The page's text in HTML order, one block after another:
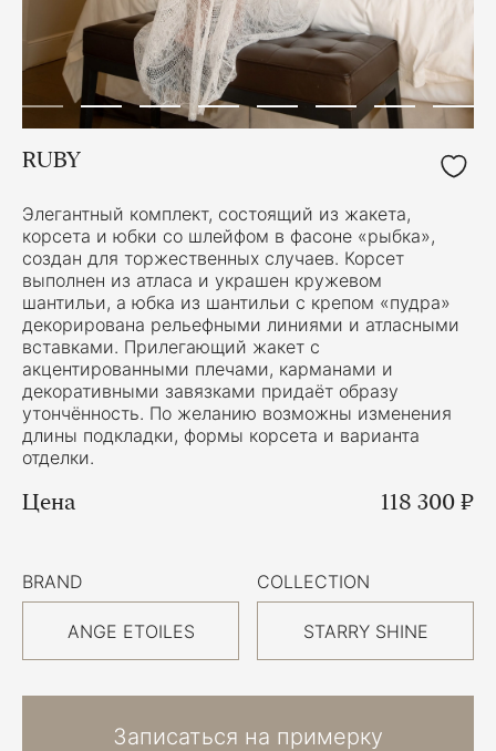
RUBY
Элегантный комплект, состоящий из жакета,
корсета и юбки со шлейфом в фасоне «рыбка»,
создан для торжественных случаев. Корсет
выполнен из атласа и украшен кружевом
шантильи, а юбка из шантильи с крепом «пудра»
декорирована рельефными линиями и атласными
вставками. Прилегающий жакет с
акцентированными плечами, карманами и
декоративными завязками придаёт образу
утончённость. По желанию возможны изменения
длины подкладки, формы корсета и варианта
отделки.
Цена 118 300 ₽
BRAND
ANGE ETOILES
COLLECTION
STARRY SHINE
Записаться на примерку